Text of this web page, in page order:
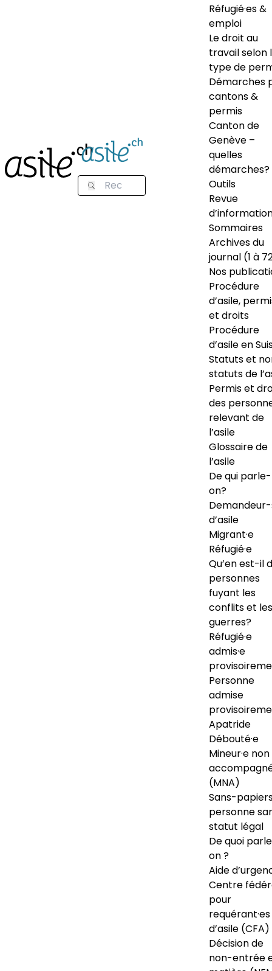
Réfugié·es &
emploi
Le droit au
travail selon
type de
Démarches
cantons &
permis
Canton de
Genève –
quelles
démarches?
Outils
Revue
Sommaires
Archives du
journal (1 à
Nos
Procédure
d’asile,
et droits
Procédure
d’asile en
Statuts et
statuts de
Permis et
des
relevant de
l’asile
Glossaire de
l’asile
De qui
on?
d’asile
Migrant·e
Réfugié·e
Qu’en est-il
personnes
fuyant les
conflits et les
guerres?
Réfugié·e
admis·e
Personne
admise
Apatride
Débouté·e
Mineur·e non
(MNA)
Sans-
personne
statut légal
De quoi
on ?
Aide
Centre
pour
requérant·es
d’asile (CFA)
Décision de
non-entrée